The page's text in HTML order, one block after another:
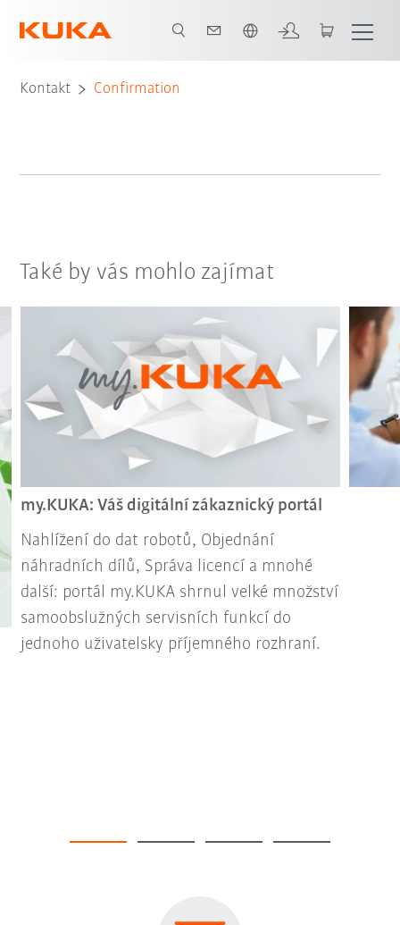
Kontakt Confirmation
Také by vás mohlo zajímat
my.KUKA: Váš digitální zákaznický portál
Nahlížení do dat robotů, Objednání
náhradních dílů, Správa licencí a mnohé
další: portál my.KUKA shrnul velké množství
samoobslužných servisních funkcí do
jednoho uživatelsky příjemného rozhraní.